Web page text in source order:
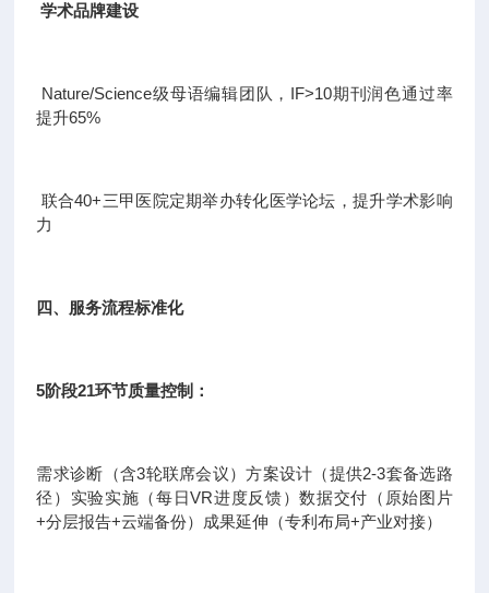
学术品牌建设
Nature/Science级母语编辑团队，IF>10期刊润色通过率
提升65%
联合40+三甲医院定期举办转化医学论坛，提升学术影响
力
四、服务流程标准化
5阶段21环节质量控制：
需求诊断（含3轮联席会议）方案设计（提供2-3套备选路
径）实验实施（每日VR进度反馈）数据交付（原始图片
+分层报告+云端备份）成果延伸（专利布局+产业对接）